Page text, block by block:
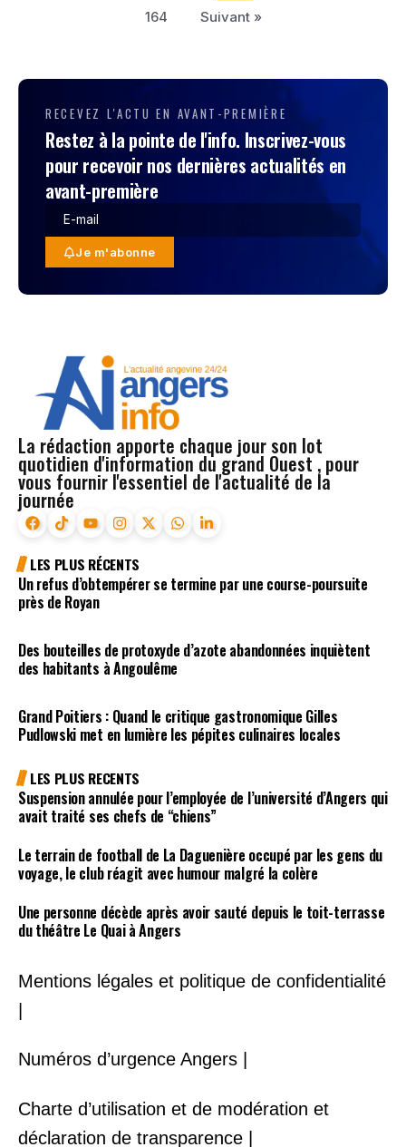
164
Suivant »
RECEVEZ L'ACTU EN AVANT-PREMIÈRE
Restez à la pointe de l'info. Inscrivez-vous
pour recevoir nos dernières actualités en
avant-première
Je m'abonne
La rédaction apporte chaque jour son lot
quotidien d'information du grand Ouest , pour
vous fournir l'essentiel de l'actualité de la
journée
LES PLUS RÉCENTS
Un refus d’obtempérer se termine par une course-poursuite
près de Royan
Des bouteilles de protoxyde d’azote abandonnées inquiètent
des habitants à Angoulême
Grand Poitiers : Quand le critique gastronomique Gilles
Pudlowski met en lumière les pépites culinaires locales
LES PLUS RECENTS
Suspension annulée pour l’employée de l’université d’Angers qui
avait traité ses chefs de “chiens”
Le terrain de football de La Daguenière occupé par les gens du
voyage, le club réagit avec humour malgré la colère
Une personne décède après avoir sauté depuis le toit-terrasse
du théâtre Le Quai à Angers
Mentions légales et politique de confidentialité
|
Numéros d’urgence Angers |
Charte d’utilisation et de modération et
déclaration de transparence |